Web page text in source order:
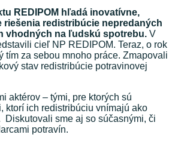
REDIPOM hľadá inovatívne,
riešenia redistribúcie nepredaných
vhodných na ľudskú spotrebu. V
cieľ NP REDIPOM. Teraz, o rok
tím za sebou mnoho práce. Zmapovali
stav redistribúcie potravinovej
aktérov – tými, pre ktorých sú
ktorí ich redistribúciu vnímajú ako
sme aj so súčasnými, či
potravín.